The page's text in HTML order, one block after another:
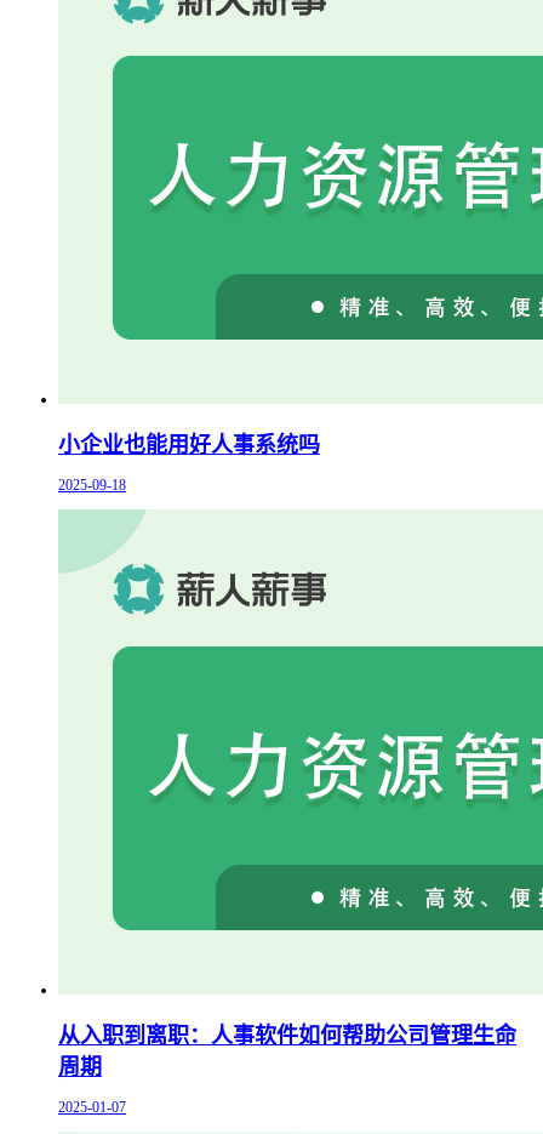
小企业也能用好人事系统吗
2025-09-18
从入职到离职：人事软件如何帮助公司管理生命
周期
2025-01-07